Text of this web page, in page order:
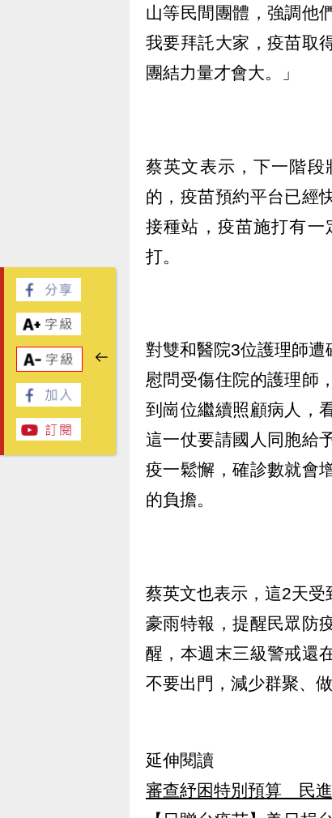
山等民間團體，強調他
我要拜託大家，疫苗取
團結力量才會大。」
蔡英文表示，下一階
的，疫苗預約平台已經
接種站，疫苗施打有
打。
對雙和醫院3位護理師
慰問受傷住院的護理師
到崗位繼續照顧病人，
這一仗要請國人同胞給
疫一鬆懈，確診數就會
的負擔。
蔡英文也表示，這2天受
豪雨特報，提醒民眾防
醒，本週末三級警戒還
不要出門，減少群聚、做
延伸閱讀
審查紓困特別預算 民